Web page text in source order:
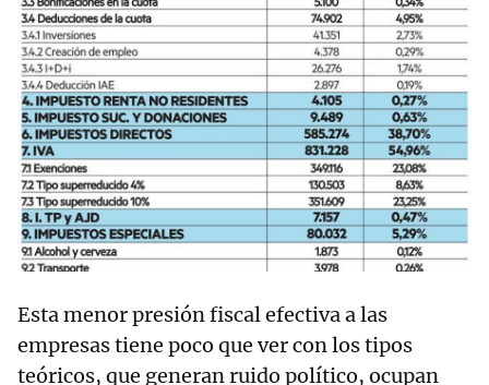
Esta menor presión fiscal efectiva a las
empresas tiene poco que ver con los tipos
teóricos, que generan ruido político, ocupan